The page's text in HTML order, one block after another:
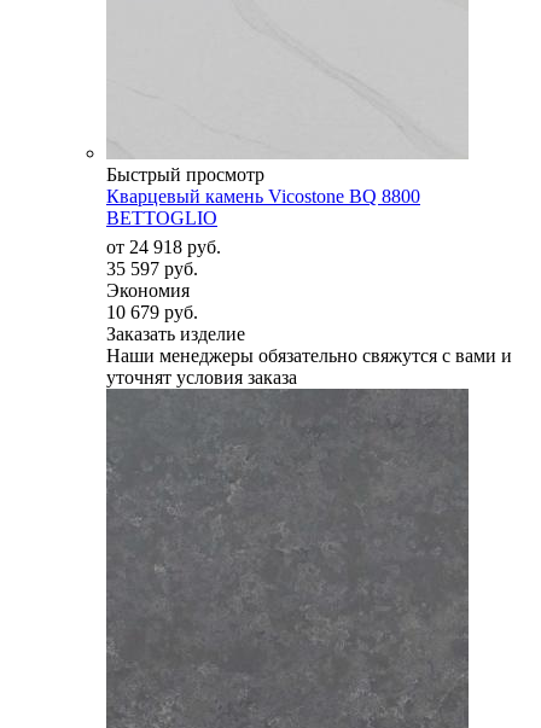
Быстрый просмотр
Кварцевый камень Vicostone BQ 8800
BETTOGLIO
от 24 918 руб.
35 597 руб.
Экономия
10 679 руб.
Заказать изделие
Наши менеджеры обязательно свяжутся с вами и
уточнят условия заказа